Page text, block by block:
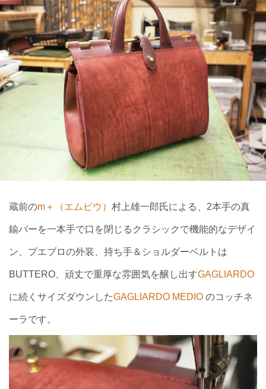
蔵前のm＋（エムピウ） 村上雄一郎氏による、2本手の真
鍮バーを一本手で口を閉じるクラシックで機能的なデザイ
ン、プエブロの外装、持ち手＆ショルダーベルトは
BUTTERO、頑丈で重厚な雰囲気を醸し出すGAGLIARDO
に続くサイズダウンしたGAGLIARDO MEDIO のコッチネ
ーラです。